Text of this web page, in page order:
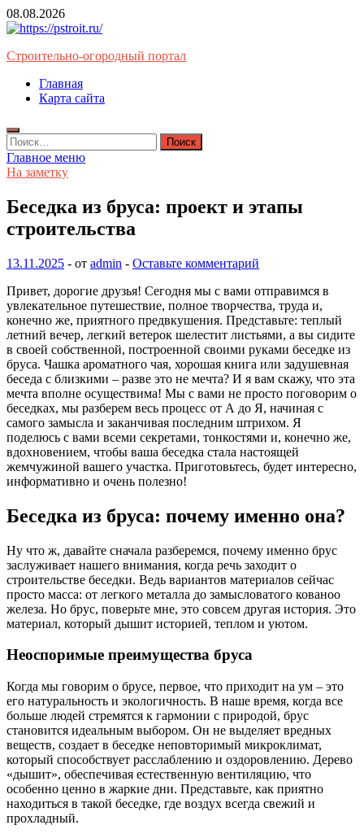
Перейти
к
08.08.2026
Строительно-огородный портал
Главная
Карта сайта
Найти:
Главное меню
На заметку
Беседка из бруса: проект и этапы
строительства
13.11.2025 - от admin - Оставьте комментарий
Привет, дорогие друзья! Сегодня мы с вами отправимся в
увлекательное путешествие, полное творчества, труда и,
конечно же, приятного предвкушения. Представьте: теплый
летний вечер, легкий ветерок шелестит листьями, а вы сидите
в своей собственной, построенной своими руками беседке из
бруса. Чашка ароматного чая, хорошая книга или задушевная
беседа с близкими – разве это не мечта? И я вам скажу, что эта
мечта вполне осуществима! Мы с вами не просто поговорим о
беседках, мы разберем весь процесс от А до Я, начиная с
самого замысла и заканчивая последним штрихом. Я
поделюсь с вами всеми секретами, тонкостями и, конечно же,
вдохновением, чтобы ваша беседка стала настоящей
жемчужиной вашего участка. Приготовьтесь, будет интересно,
информативно и очень полезно!
Беседка из бруса: почему именно она?
Ну что ж, давайте сначала разберемся, почему именно брус
заслуживает нашего внимания, когда речь заходит о
строительстве беседки. Ведь вариантов материалов сейчас
просто масса: от легкого металла до замысловатого кованоо
железа. Но брус, поверьте мне, это совсем другая история. Это
материал, который дышит историей, теплом и уютом.
Неоспоримые преимущества бруса
Когда мы говорим о брусе, первое, что приходит на ум – это
его натуральность и экологичность. В наше время, когда все
больше людей стремятся к гармонии с природой, брус
становится идеальным выбором. Он не выделяет вредных
веществ, создает в беседке неповторимый микроклимат,
который способствует расслаблению и оздоровлению. Дерево
«дышит», обеспечивая естественную вентиляцию, что
особенно ценно в жаркие дни. Представьте, как приятно
находиться в такой беседке, где воздух всегда свежий и
прохладный.